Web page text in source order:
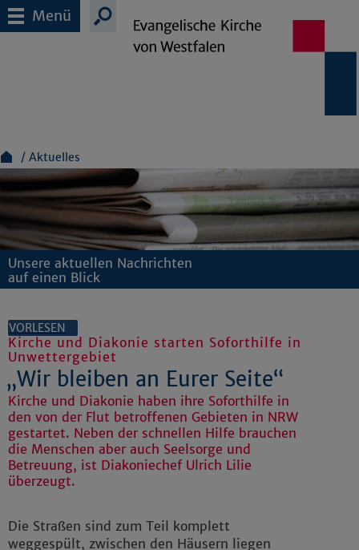
Menü
Aktuelles
Unsere aktuellen Nachrichten
auf einen Blick
VORLESEN
Kirche und Diakonie starten Soforthilfe in
Unwettergebiet
„Wir bleiben an Eurer Seite“
Kirche und Diakonie haben ihre Soforthilfe in
den von der Flut betroffenen Gebieten in NRW
gestartet. Neben der schnellen Hilfe brauchen
die Menschen aber auch Seelsorge und
Betreuung, ist Diakoniechef Ulrich Lilie
überzeugt.
Die Straßen sind zum Teil komplett
weggespült, zwischen den Häusern liegen